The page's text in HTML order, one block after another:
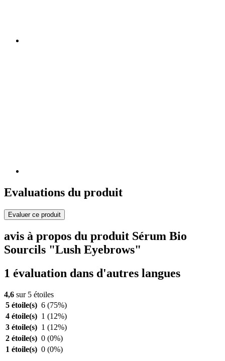
Evaluations du produit
Evaluer ce produit
avis à propos du produit Sérum Bio
Sourcils "Lush Eyebrows"
1 évaluation dans d'autres langues
4,6 sur 5 étoiles
5 étoile(s) 6 (75%)
4 étoile(s) 1 (12%)
3 étoile(s) 1 (12%)
2 étoile(s) 0 (0%)
1 étoile(s) 0 (0%)